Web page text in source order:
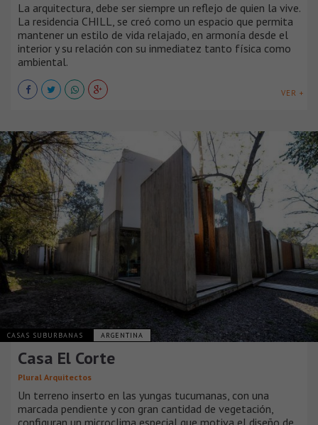
La arquitectura, debe ser siempre un reflejo de quien la vive.
La residencia CHILL, se creó como un espacio que permita
mantener un estilo de vida relajado, en armonía desde el
interior y su relación con su inmediatez tanto física como
ambiental.
VER +
CASAS SUBURBANAS ARGENTINA
Casa El Corte
Plural Arquitectos
Un terreno inserto en las yungas tucumanas, con una
marcada pendiente y con gran cantidad de vegetación,